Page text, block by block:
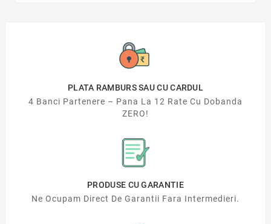
PLATA RAMBURS SAU CU CARDUL
4 Banci Partenere – Pana La 12 Rate Cu Dobanda
ZERO!
PRODUSE CU GARANTIE
Ne Ocupam Direct De Garantii Fara Intermedieri.